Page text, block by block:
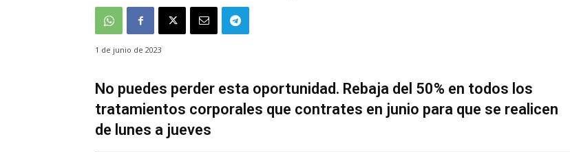
1 de junio de 2023
No puedes perder esta oportunidad. Rebaja del 50% en todos los
tratamientos corporales que contrates en junio para que se realicen
de lunes a jueves